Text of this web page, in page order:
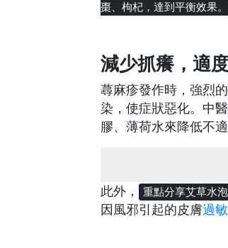
棗、枸杞，達到平衡效果。
減少抓癢，適
蕁麻疹發作時，強烈
染，使症狀惡化。中
膠、薄荷水來降低不適
此外， 重點分享艾草水
因風邪引起的皮膚過敏